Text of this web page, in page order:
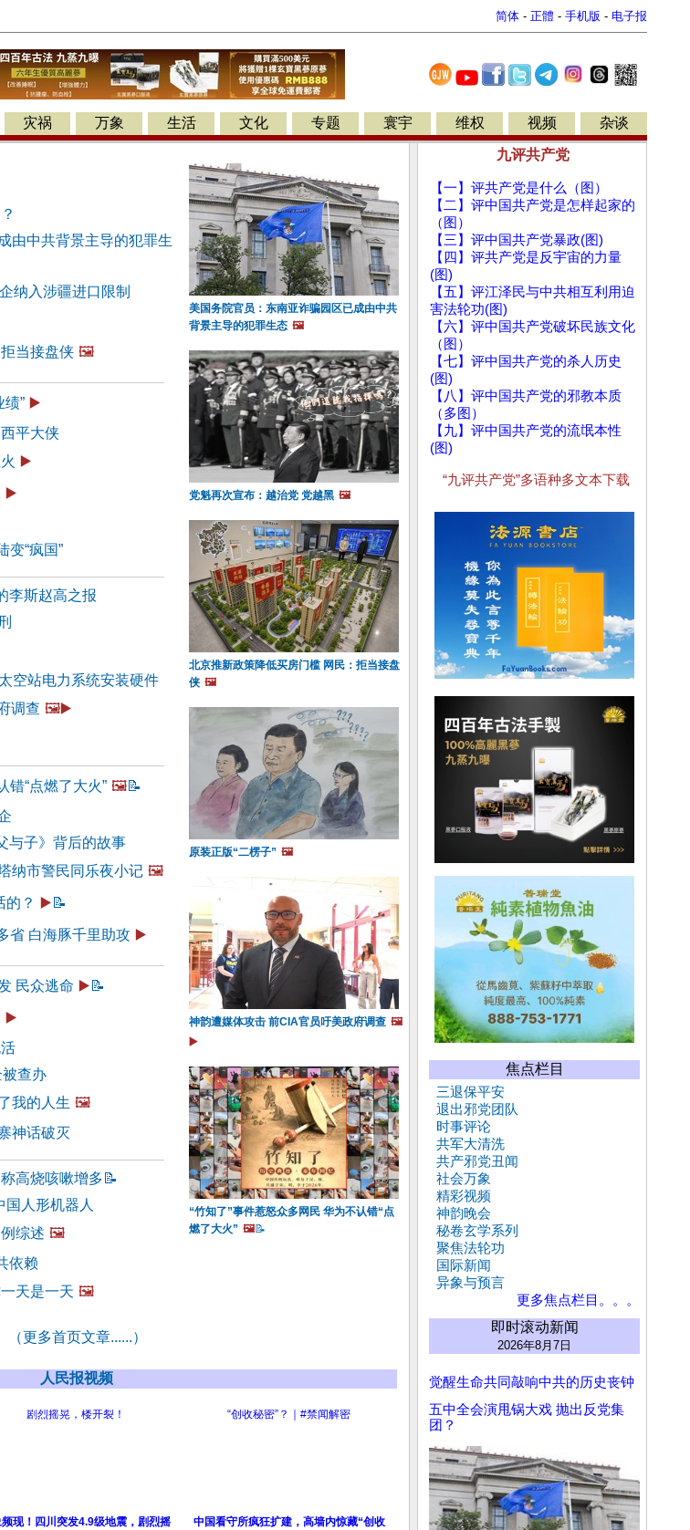
简体 - 正體 - 手机版 - 电子报
灾祸 万象 生活 文化 专题 寰宇 维权 视频 杂谈
由中共背景主导的犯罪生
纳入涉疆进口限制
当接盘侠 🖼️
” ▶️
平大侠
▶️
▶️
变“疯国”
李斯赵高之报
空站电力系统安装硬件
调查 🖼️▶️
错“点燃了大火” 🖼️📝
与子》背后的故事
纳市警民同乐夜小记 🖼️
的？ ▶️ 📝
省 白海豚千里助攻 ▶️
民众逃命 ▶️ 📝
▶️
查办
我的人生 🖼️
神话破灭
高烧咳嗽增多 📝
国人形机器人
综述 🖼️
依赖
天是一天 🖼️
（更多首页文章......）
美国务院官员：东南亚诈骗园区已成由中共
背景主导的犯罪生态 🖼️
党魁再次宣布：越治党 党越黑 🖼️
北京推新政策降低买房门槛 网民：拒当接盘
侠 🖼️
原装正版“二楞子” 🖼️
神韵遭媒体攻击 前CIA官员吁美政府调查 🖼️
▶️
“竹知了”事件惹怒众多网民 华为不认错“点
燃了大火” 🖼️📝
人民报视频
现！四川突发4.9级地震，剧烈摇
中国看守所疯狂扩建，高墙内惊藏“创收
九评共产党
【一】评共产党是什么（图）
【二】评中国共产党是怎样起家的
（图）
【三】评中国共产党暴政(图)
【四】评共产党是反宇宙的力量
(图)
【五】评江泽民与中共相互利用迫
害法轮功(图)
【六】评中国共产党破坏民族文化
（图）
【七】评中国共产党的杀人历史
(图)
【八】评中国共产党的邪教本质
（多图）
【九】评中国共产党的流氓本性
(图)
“九评共产党”多语种多文本下载
焦点栏目
三退保平安
退出邪党团队
时事评论
共军大清洗
共产邪党丑闻
社会万象
精彩视频
神韵晚会
秘卷玄学系列
聚焦法轮功
国际新闻
异象与预言
更多焦点栏目。。。
即时滚动新闻
2026年8月7日
觉醒生命共同敲响中共的历史丧钟
五中全会演甩锅大戏 抛出反党集
团？